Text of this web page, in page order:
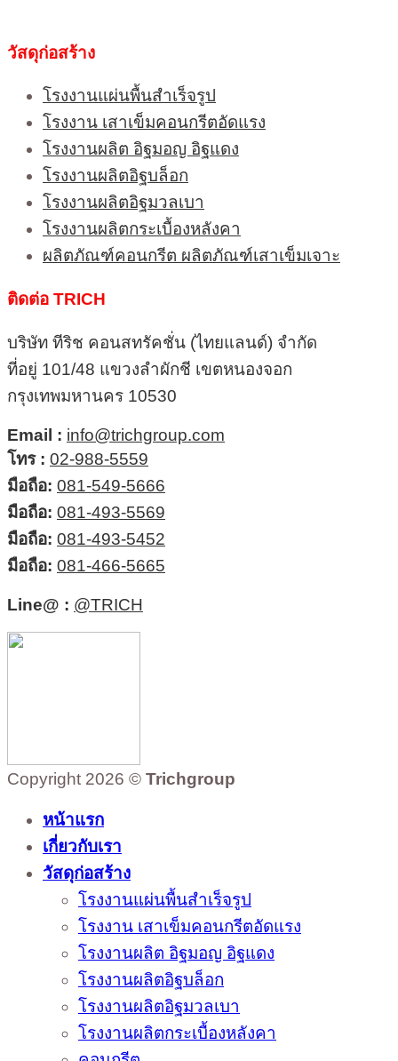
วัสดุก่อสร้าง
โรงงานแผ่นพื้นสำเร็จรูป
โรงงาน เสาเข็มคอนกรีตอัดแรง
โรงงานผลิต อิฐมอญ อิฐแดง
โรงงานผลิตอิฐบล็อก
โรงงานผลิตอิฐมวลเบา
โรงงานผลิตกระเบื้องหลังคา
ผลิตภัณฑ์คอนกรีต ผลิตภัณฑ์เสาเข็มเจาะ
ติดต่อ TRICH
บริษัท ทีริช คอนสทรัคชั่น (ไทยแลนด์) จำกัด
ที่อยู่ 101/48 แขวงลำผักชี เขตหนองจอก
กรุงเทพมหานคร 10530
Email : info@trichgroup.com
โทร : 02-988-5559
มือถือ: 081-549-5666
มือถือ: 081-493-5569
มือถือ: 081-493-5452
มือถือ: 081-466-5665
Line@ : @TRICH
Copyright 2026 © Trichgroup
หน้าแรก
เกี่ยวกับเรา
วัสดุก่อสร้าง
โรงงานแผ่นพื้นสำเร็จรูป
โรงงาน เสาเข็มคอนกรีตอัดแรง
โรงงานผลิต อิฐมอญ อิฐแดง
โรงงานผลิตอิฐบล็อก
โรงงานผลิตอิฐมวลเบา
โรงงานผลิตกระเบื้องหลังคา